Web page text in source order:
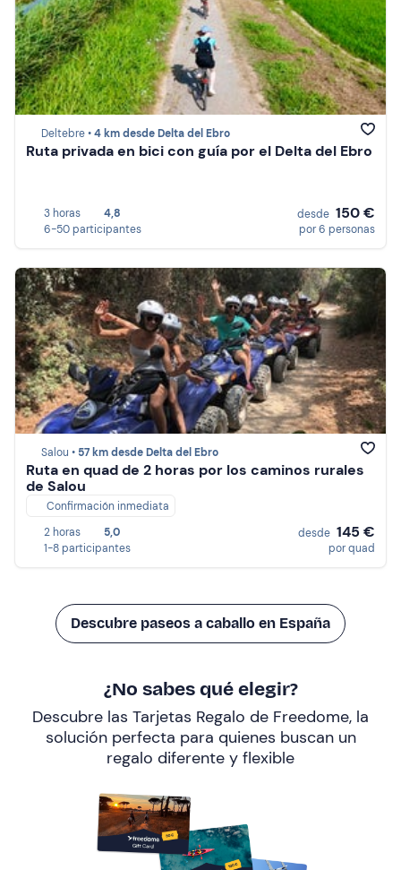
Deltebre •4 km desde Delta del Ebro
Ruta privada en bici con guía por el Delta del Ebro
3 horas
4,8
6-50 participantes
desde 150 €
por 6 personas
Salou • 57 km desde Delta del Ebro
Ruta en quad de 2 horas por los caminos rurales
de Salou
Confirmación inmediata
2 horas
5,0
1-8 participantes
desde 145 €
por quad
Descubre paseos a caballo en España
¿No sabes qué elegir?
Descubre las Tarjetas Regalo de Freedome, la
solución perfecta para quienes buscan un
regalo diferente y flexible